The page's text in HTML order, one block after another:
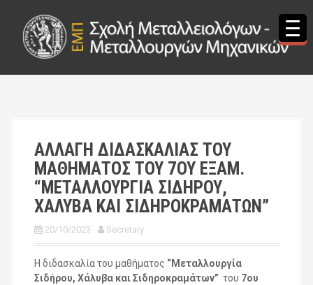
ΑΛΛΑΓΗ ΔΙΔΑΣΚΑΛΙΑΣ ΤΟΥ
ΜΑΘΗΜΑΤΟΣ ΤΟΥ 7ΟΥ ΕΞΑΜ.
“ΜΕΤΑΛΛΟΥΡΓΙΑ ΣΙΔΗΡΟΥ,
ΧΑΛΥΒΑ ΚΑΙ ΣΙΔΗΡΟΚΡΑΜΑΤΩΝ”
20/10/2023 Secretary
Η διδασκαλία του μαθήματος “Μεταλλουργία
Σιδήρου, Χάλυβα και Σιδηροκραμάτων” του 7ου